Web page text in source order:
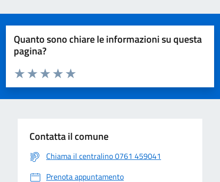
Quanto sono chiare le informazioni su questa
pagina?
Valuta da 1 a 5 stelle la pagina
Valuta 4 stelle su 5
Valuta 3 stelle su 5
Valuta 2 stelle su 5
Valuta 1 stelle su 5
Contatta il comune
Chiama il centralino 0761 459041
Prenota appuntamento